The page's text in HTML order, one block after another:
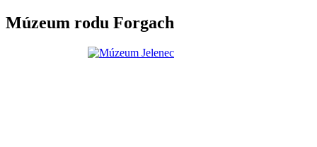
Múzeum rodu Forgach